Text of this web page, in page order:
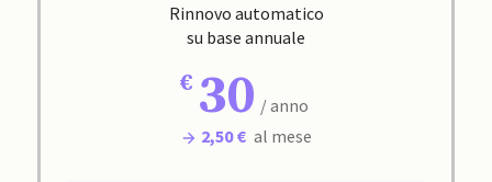
Rinnovo automatico
su base annuale
30 / anno
2,50 € al mese